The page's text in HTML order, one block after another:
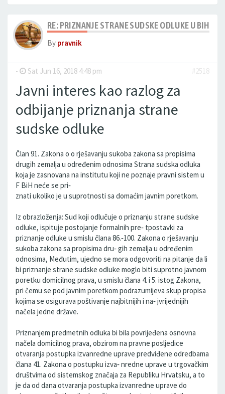
RE: PRIZNANJE STRANE SUDSKE ODLUKE U BIH
By pravnik
- Sat Jun 16, 2018 4:48 pm #2518
Javni interes kao razlog za
odbijanje priznanja strane
sudske odluke
Član 91. Zakona o o rješavanju sukoba zakona sa propisima
drugih zemalja u određenim odnosima Strana sudska odluka
koja je zasnovana na institutu koji ne poznaje pravni sistem u
F BiH neće se pri‐
znati ukoliko je u suprotnosti sa domaćim javnim poretkom.
Iz obrazloženja: Sud koji odlučuje o priznanju strane sudske
odluke, ispituje postojanje formalnih pre‐ tpostavki za
priznanje odluke u smislu člana 86.‐100. Zakona o rješavanju
sukoba zakona sa propisima dru‐ gih zemalja u određenim
odnosima, Međutim, ujedno se mora odgovoriti na pitanje da li
bi priznanje strane sudske odluke moglo biti suprotno javnom
poretku domicilnog prava, u smislu člana 4. i 5. istog Zakona,
pri čemu se pod javnim poretkom podrazumijeva skup propisa
kojima se osigurava poštivanje najbitnijih i na‐ jvrijednijih
načela jedne države.
Priznanjem predmetnih odluka bi bila povrijeđena osnovna
načela domicilnog prava, obzirom na pravne posljedice
otvaranja postupka izvanredne uprave predviđene odredbama
člana 41. Zakona o postupku izva‐ nredne uprave u trgovačkim
društvima od sistemskog značaja za Republiku Hrvatsku, a to
je da od dana otvaranja postupka izvanredne uprave do